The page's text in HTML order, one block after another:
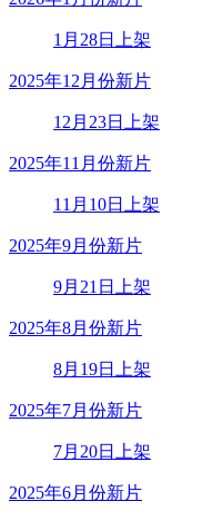
1月28日上架
2025年12月份新片
12月23日上架
2025年11月份新片
11月10日上架
2025年9月份新片
9月21日上架
2025年8月份新片
8月19日上架
2025年7月份新片
7月20日上架
2025年6月份新片